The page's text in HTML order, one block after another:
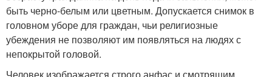
быть черно-белым или цветным. Допускается снимок в
головном уборе для граждан, чьи религиозные
убеждения не позволяют им появляться на людях с
непокрытой головой.
Человек изображается строго анфас и смотрящим